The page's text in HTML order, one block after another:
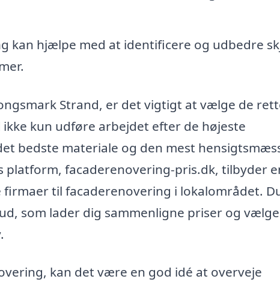
kan hjælpe med at identificere og udbedre
Strand, er det vigtigt at vælge de
kun udføre arbejdet efter de højeste
bedste materiale og den mest
platform, facaderenovering-pris.dk, tilbyder
til facaderenovering i lokalområdet.
som lader dig sammenligne priser og
kan det være en god idé at overveje